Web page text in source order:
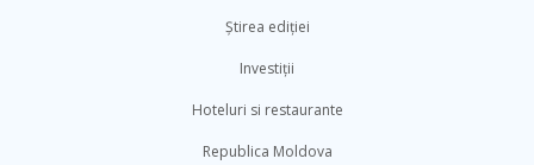
Știrea ediției
Investiții
Hoteluri si restaurante
Republica Moldova